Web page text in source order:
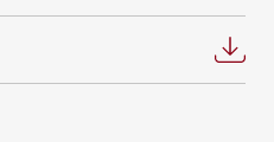
anfragen